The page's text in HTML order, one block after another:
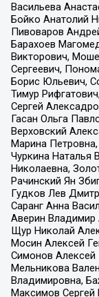
Васильева
Бойко Анатолий
Пивоваров
Барахоев
Викторович,
Сергеевич,
Борис Юльевич,
Тимур
Сергей
Гасан Ольга
Верховский
Марина
Чуркина Наталья
Николаевна,
Рачинский Ян
Гудков Лев
Саранг Анна
Аверин Владимир
Щур Николай
Мосин Алексей
Симонов Алексей
Мельникова
Владимировна,
Максимов Сергей